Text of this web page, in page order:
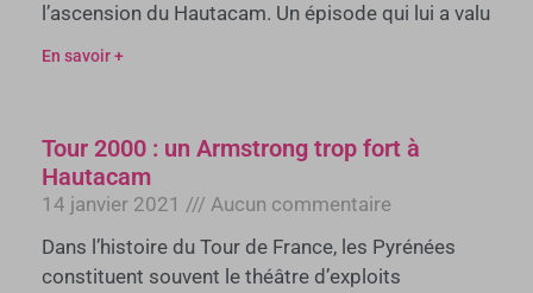
l’ascension du Hautacam. Un épisode qui lui a valu
En savoir +
Tour 2000 : un Armstrong trop fort à
Hautacam
14 janvier 2021
Aucun commentaire
Dans l’histoire du Tour de France, les Pyrénées
constituent souvent le théâtre d’exploits